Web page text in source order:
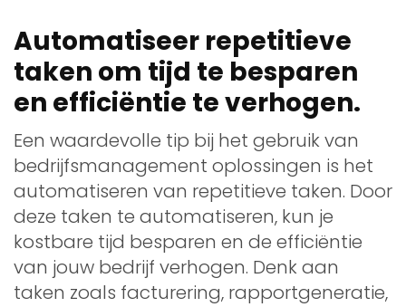
Automatiseer repetitieve
taken om tijd te besparen
en efficiëntie te verhogen.
Een waardevolle tip bij het gebruik van
bedrijfsmanagement oplossingen is het
automatiseren van repetitieve taken. Door
deze taken te automatiseren, kun je
kostbare tijd besparen en de efficiëntie
van jouw bedrijf verhogen. Denk aan
taken zoals facturering, rapportgeneratie,